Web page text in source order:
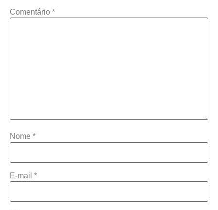
Comentário *
Nome *
E-mail *